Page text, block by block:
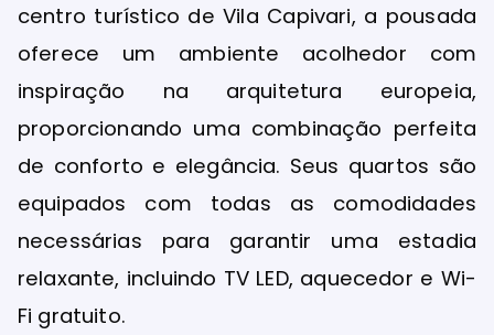
centro turístico de Vila Capivari, a pousada
oferece um ambiente acolhedor com
inspiração na arquitetura europeia,
proporcionando uma combinação perfeita
de conforto e elegância. Seus quartos são
equipados com todas as comodidades
necessárias para garantir uma estadia
relaxante, incluindo TV LED, aquecedor e Wi-
Fi gratuito.